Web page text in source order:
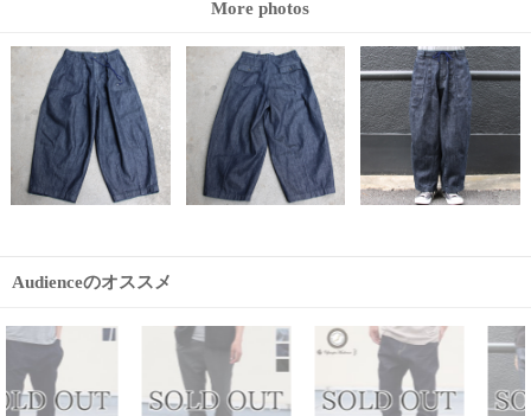
More photos
Audienceのオススメ